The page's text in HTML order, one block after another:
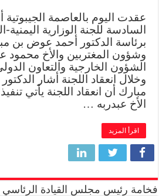
عقدت اليوم بالعاصمة الجيبوتية
السادسة للجنة الوزارية اليمنية-
برئاسة الدكتور أحمد عوض بن
وشؤون المغتربين والأخ محمود
الشؤون الخارجية والتعاون
وخلال انعقاد اللجنة أشار
مبارك أن انعقاد اللجنة يأتي
الأخ عبدربه …
اقرأ المزيد
فخامة رئيس مجلس القيادة الرئاسي